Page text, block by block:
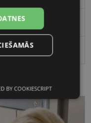
BY COOKIESCRIPT